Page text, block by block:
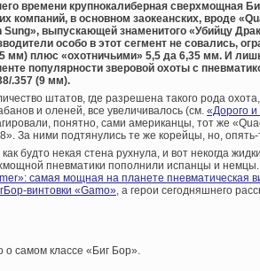
времени крупнокалиберная сверхмощная
компаний, в основном заокеанских, вроде
Sung», выпускающей знаменитого «Убийцу
особо в этот сегмент не совались,
мм) плюс «охотничьими» 5,5 да 6,35 мм. И
популярности зверовой охоты с
.357 (9 мм).
штатов, где разрешена такого рода
и оленей, все увеличивалось (см. «Дорого и
понятно, сами американцы, тот же
За ними подтянулись те же корейцы, но, опять-
будто некая стена рухнула, и вот некогда
пневматики пополнили испанцы и немцы.
самая мощная на планете пневматическая
винтовки «Gamo» , а герои сегодняшнего
самом классе «Биг Бор».